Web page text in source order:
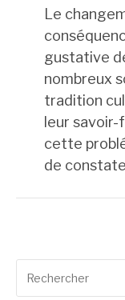
Le
gustative
nombreux
tradition
leur savoir-
cette
de